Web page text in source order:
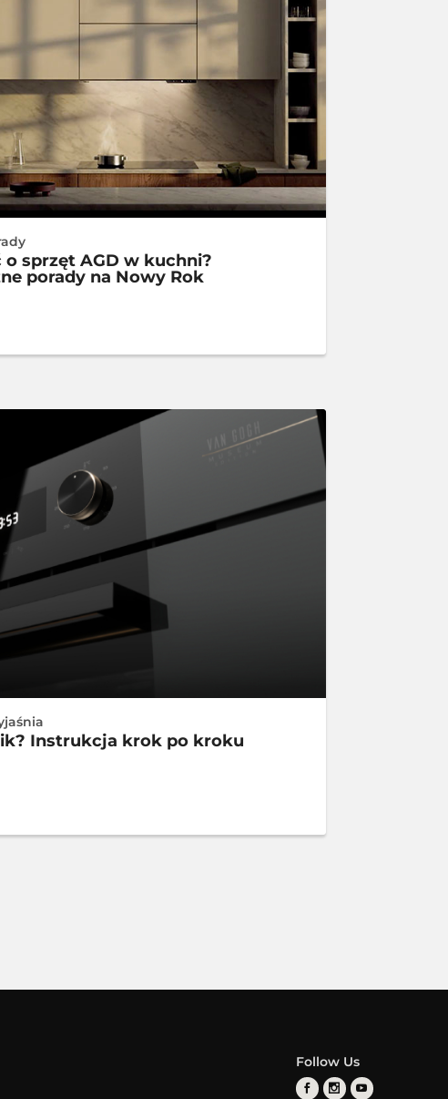
o sprzęt AGD w kuchni?
porady na Nowy Rok
Instrukcja krok po kroku
Follow Us